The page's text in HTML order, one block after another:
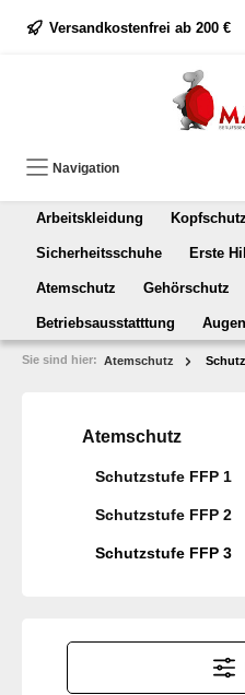
Versandkostenfrei ab 200 €
Navigation
Arbeitskleidung Kopfschutz
Sicherheitsschuhe Erste
Atemschutz Gehörschutz
Betriebsausstatttung
Sie sind hier: Atemschutz
Atemschutz
Schutzstufe FFP 1
Schutzstufe FFP 2
Schutzstufe FFP 3